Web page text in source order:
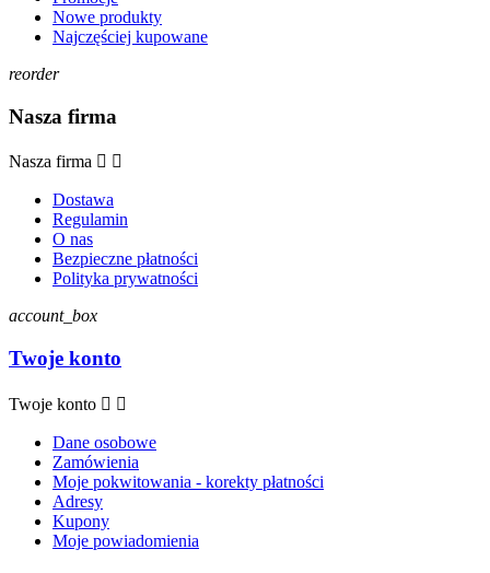
Nowe produkty
Najczęściej kupowane
reorder
Nasza firma
Nasza firma  
Dostawa
Regulamin
O nas
Bezpieczne płatności
Polityka prywatności
account_box
Twoje konto
Twoje konto  
Dane osobowe
Zamówienia
Moje pokwitowania - korekty płatności
Adresy
Kupony
Moje powiadomienia